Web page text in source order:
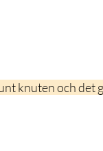
knuten och det